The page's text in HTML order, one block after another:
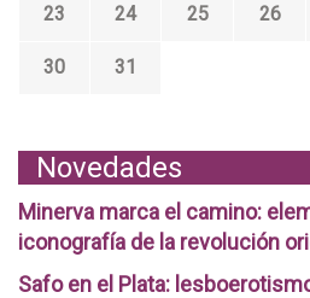
23 24 25 26
30
31
Novedades
Minerva marca el camino:
iconografía de la revolución
Safo en el Plata: